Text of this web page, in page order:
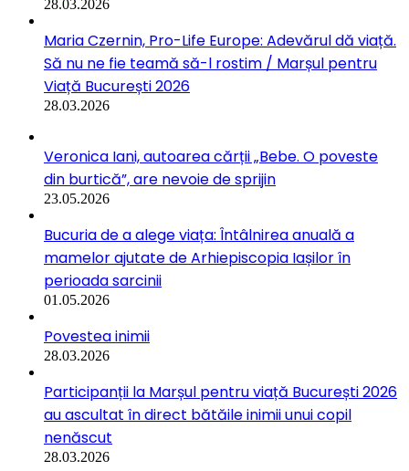
28.03.2026
Maria Czernin, Pro-Life Europe: Adevărul dă viață.
Să nu ne fie teamă să-l rostim / Marșul pentru
Viață București 2026
28.03.2026
Veronica Iani, autoarea cărții „Bebe. O poveste
din burtică”, are nevoie de sprijin
23.05.2026
Bucuria de a alege viața: Întâlnirea anuală a
mamelor ajutate de Arhiepiscopia Iașilor în
perioada sarcinii
01.05.2026
Povestea inimii
28.03.2026
Participanții la Marșul pentru viață București 2026
au ascultat în direct bătăile inimii unui copil
nenăscut
28.03.2026